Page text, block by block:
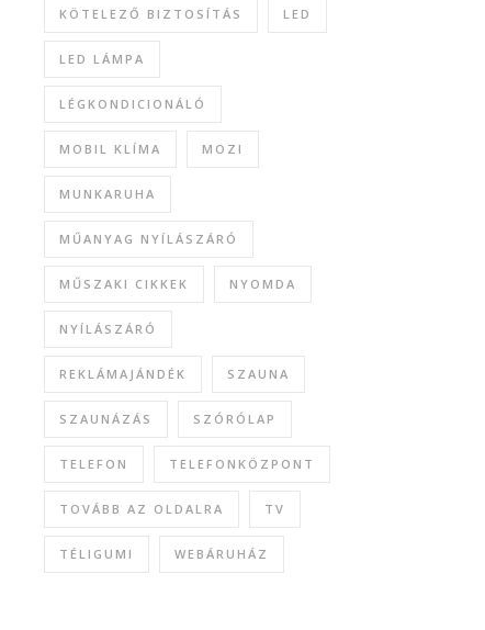
KÖTELEZŐ BIZTOSÍTÁS LED
LED LÁMPA
LÉGKONDICIONÁLÓ
MOBIL KLÍMA MOZI
MUNKARUHA
MŰANYAG NYÍLÁSZÁRÓ
MŰSZAKI CIKKEK NYOMDA
NYÍLÁSZÁRÓ
REKLÁMAJÁNDÉK SZAUNA
SZAUNÁZÁS SZÓRÓLAP
TELEFON TELEFONKÖZPONT
TOVÁBB AZ OLDALRA TV
TÉLIGUMI WEBÁRUHÁZ